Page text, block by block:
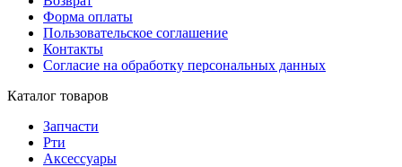
Форма оплаты
Пользовательское соглашение
Контакты
Согласие на обработку персональных данных
Каталог товаров
Запчасти
Рти
Аксессуары